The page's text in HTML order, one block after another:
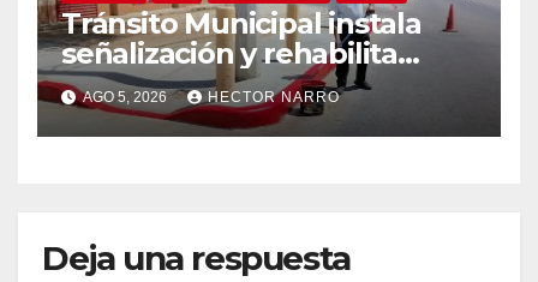
Tránsito Municipal instala
señalización y rehabilita
cruces peatonales en Los
Cabos
AGO 5, 2026 HECTOR NARRO
Deja una respuesta